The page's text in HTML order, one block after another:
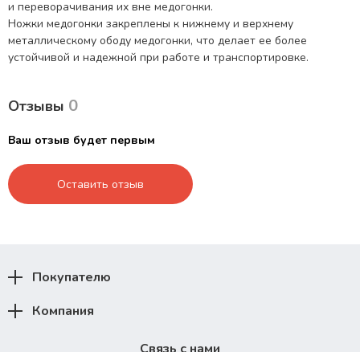
и переворачивания их вне медогонки.
Ножки медогонки закреплены к нижнему и верхнему
металлическому ободу медогонки, что делает ее более
устойчивой и надежной при работе и транспортировке.
Отзывы 0
Ваш отзыв будет первым
Оставить отзыв
Покупателю
Компания